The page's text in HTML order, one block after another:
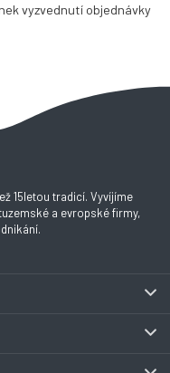
vyzvednutí objednávky
15letou tradicí. Vyvíjíme
a evropské firmy,